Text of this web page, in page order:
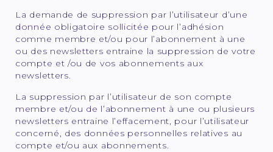
La demande de suppression par l’utilisateur d’une
donnée obligatoire sollicitée pour l’adhésion
comme membre et/ou pour l’abonnement à une
ou des newsletters entraine la suppression de votre
compte et /ou de vos abonnements aux
newsletters.
La suppression par l’utilisateur de son compte
membre et/ou de l’abonnement à une ou plusieurs
newsletters entraine l’effacement, pour l’utilisateur
concerné, des données personnelles relatives au
compte et/ou aux abonnements.